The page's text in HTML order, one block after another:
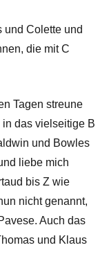
und Colette und
die mit C
Tagen streune
das vielseitige B
und Bowles
liebe mich
bis Z wie
nicht genannt,
Auch das
und Klaus